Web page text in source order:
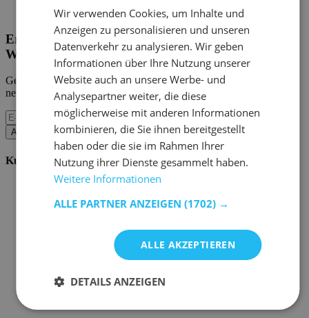
Home Emob|Mein Konto
Erhalten Sie unsere neuen Kollektionen und
Werbeaktionen.
Geben Sie uns Ihre E-Mail und Sie werden monatlich über die
neuesten Ereignisse informiert.
Abonnieren
Kundenservice
Zahlungsmöglichkeiten
Stornieren oder retournieren
Pflegehinweise
Paswort Vergessen?
Wir verwenden Cookies, um Inhalte und
Anzeigen zu personalisieren und unseren
Datenverkehr zu analysieren. Wir geben
Informationen über Ihre Nutzung unserer
Website auch an unsere Werbe- und
Analysepartner weiter, die diese
möglicherweise mit anderen Informationen
kombinieren, die Sie ihnen bereitgestellt
haben oder die sie im Rahmen Ihrer
Nutzung ihrer Dienste gesammelt haben.
Weitere Informationen
ALLE PARTNER ANZEIGEN (1702) →
ALLE AKZEPTIEREN
DETAILS ANZEIGEN